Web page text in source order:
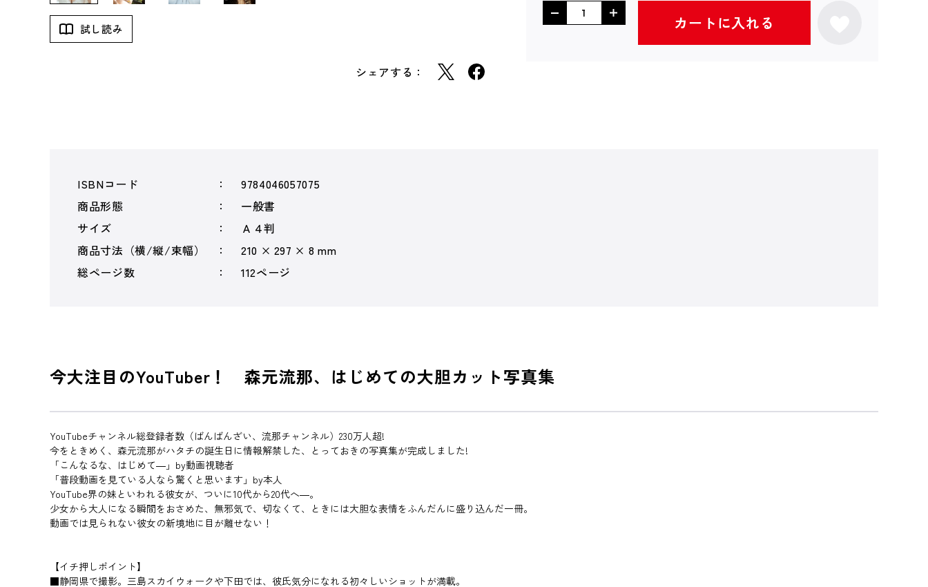
試し読み
シェアする：
カートに入れる
ISBNコード
9784046057075
商品形態
一般書
サイズ
Ａ４判
商品寸法（横/縦/束幅）
210 × 297 × 8 mm
総ページ数
112ページ
今大注目のYouTuber！ 森元流那、はじめての大胆カット写真集
YouTubeチャンネル総登録者数（ばんばんざい、流那チャンネル）230万人超!
今をときめく、森元流那がハタチの誕生日に情報解禁した、とっておきの写真集が完成しました!
「こんなるな、はじめて―」by動画視聴者
「普段動画を見ている人なら驚くと思います」by本人
YouTube界の妹といわれる彼女が、ついに10代から20代へ―。
少女から大人になる瞬間をおさめた、無邪気で、切なくて、ときには大胆な表情をふんだんに盛り込んだ一冊。
動画では見られない彼女の新境地に目が離せない！
【イチ押しポイント】
■静岡県で撮影。三島スカイウォークや下田では、彼氏気分になれる初々しいショットが満載。